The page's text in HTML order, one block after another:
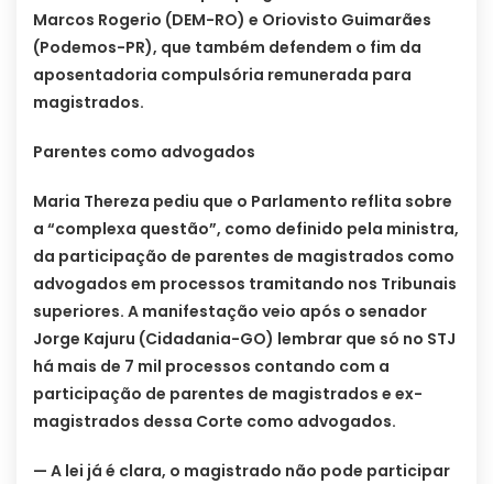
Marcos Rogerio (DEM-RO) e Oriovisto Guimarães
(Podemos-PR), que também defendem o fim da
aposentadoria compulsória remunerada para
magistrados.
Parentes como advogados
Maria Thereza pediu que o Parlamento reflita sobre
a “complexa questão”, como definido pela ministra,
da participação de parentes de magistrados como
advogados em processos tramitando nos Tribunais
superiores. A manifestação veio após o senador
Jorge Kajuru (Cidadania-GO) lembrar que só no STJ
há mais de 7 mil processos contando com a
participação de parentes de magistrados e ex-
magistrados dessa Corte como advogados.
— A lei já é clara, o magistrado não pode participar